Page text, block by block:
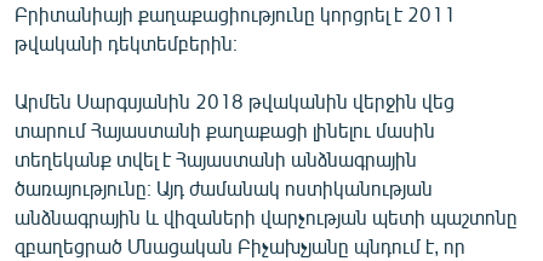
Բրիտանիայի քաղաքացիությունը կորցրել է 2011
թվականի դեկտեմբերին։
Արմեն Սարգսյանին 2018 թվականին վերջին վեց
տարում Հայաստանի քաղաքացի լինելու մասին
տեղեկանք տվել է Հայաստանի անձնագրային
ծառայությունը։ Այդ ժամանակ ոստիկանության
անձնագրային և վիզաների վարչության պետի պաշտոնը
զբաղեցրած Մնացական Բիչախչյանը պնդում է, որ